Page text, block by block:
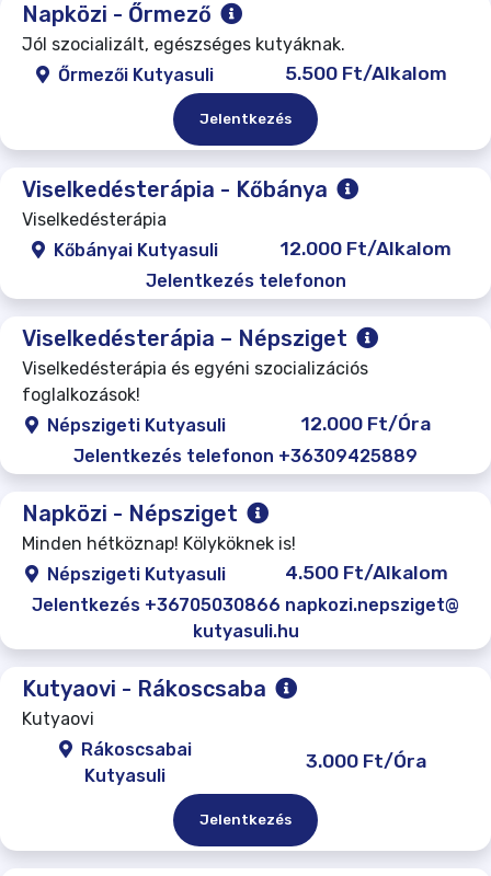
Napközi - Őrmező
Jól szocializált, egészséges kutyáknak.
Őrmezői Kutyasuli
5.500 Ft/Alkalom
Jelentkezés
Viselkedésterápia - Kőbánya
Viselkedésterápia
Kőbányai Kutyasuli
12.000 Ft/Alkalom
Jelentkezés telefonon
Viselkedésterápia – Népsziget
Viselkedésterápia és egyéni szocializációs
foglalkozások!
Népszigeti Kutyasuli
12.000 Ft/Óra
Jelentkezés telefonon +36309425889
Napközi - Népsziget
Minden hétköznap! Kölyköknek is!
Népszigeti Kutyasuli
4.500 Ft/Alkalom
Jelentkezés +36705030866 napkozi.nepsziget@
kutyasuli.hu
Kutyaovi - Rákoscsaba
Kutyaovi
Rákoscsabai
Kutyasuli
3.000 Ft/Óra
Jelentkezés